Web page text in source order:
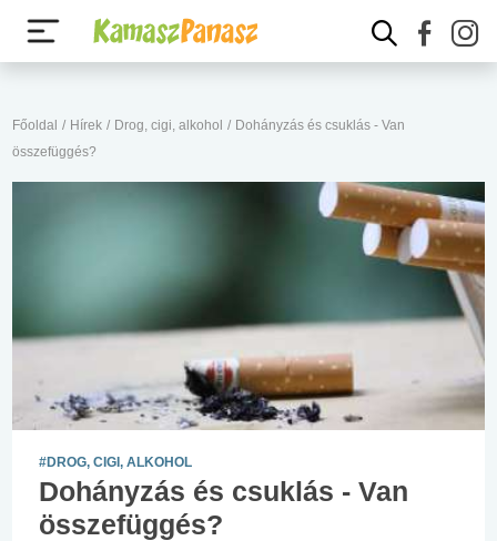
Főoldal / Hírek / Drog, cigi, alkohol / Dohányzás és csuklás - Van
összefüggés?
#DROG, CIGI, ALKOHOL
Dohányzás és csuklás - Van
összefüggés?